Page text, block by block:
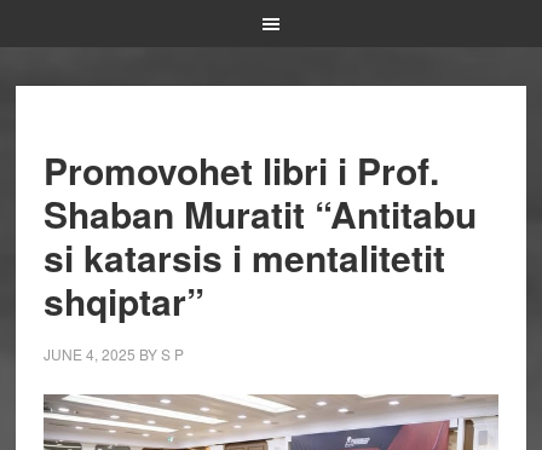
Promovohet libri i Prof.
Shaban Muratit “Antitabu
si katarsis i mentalitetit
shqiptar”
JUNE 4, 2025 BYS P